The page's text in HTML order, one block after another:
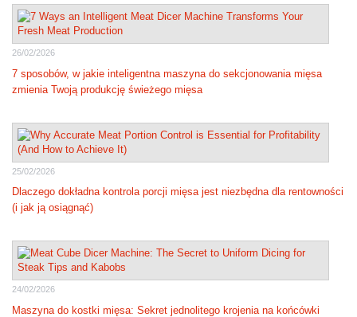
26/02/2026
7 sposobów, w jakie inteligentna maszyna do sekcjonowania mięsa
zmienia Twoją produkcję świeżego mięsa
25/02/2026
Dlaczego dokładna kontrola porcji mięsa jest niezbędna dla rentowności
(i jak ją osiągnąć)
24/02/2026
Maszyna do kostki mięsa: Sekret jednolitego krojenia na końcówki